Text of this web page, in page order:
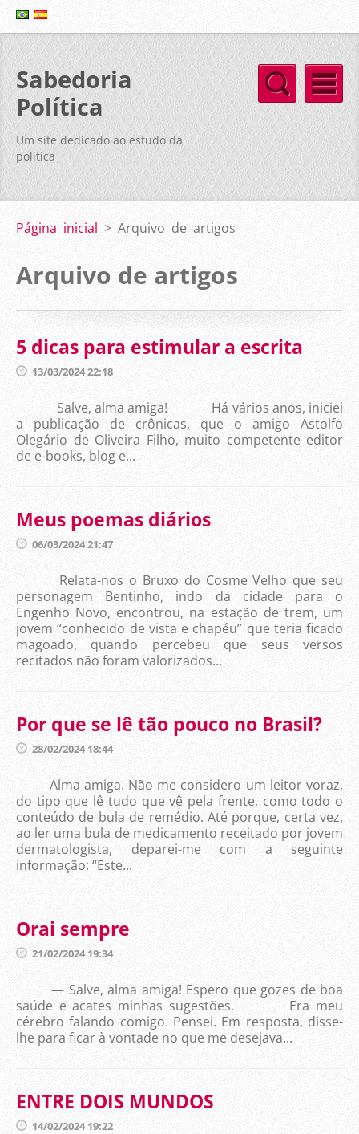
Sabedoria
Política
Um site dedicado ao estudo da
política
Página inicial > Arquivo de artigos
Arquivo de artigos
5 dicas para estimular a escrita
13/03/2024 22:18
Salve, alma amiga! Há vários anos, iniciei
a publicação de crônicas, que o amigo Astolfo
Olegário de Oliveira Filho, muito competente editor
de e-books, blog e...
Meus poemas diários
06/03/2024 21:47
Relata-nos o Bruxo do Cosme Velho que seu
personagem Bentinho, indo da cidade para o
Engenho Novo, encontrou, na estação de trem, um
jovem “conhecido de vista e chapéu” que teria ficado
magoado, quando percebeu que seus versos
recitados não foram valorizados...
Por que se lê tão pouco no Brasil?
28/02/2024 18:44
Alma amiga. Não me considero um leitor voraz,
do tipo que lê tudo que vê pela frente, como todo o
conteúdo de bula de remédio. Até porque, certa vez,
ao ler uma bula de medicamento receitado por jovem
dermatologista, deparei-me com a seguinte
informação: “Este...
Orai sempre
21/02/2024 19:34
— Salve, alma amiga! Espero que gozes de boa
saúde e acates minhas sugestões. Era meu
cérebro falando comigo. Pensei. Em resposta, disse-
lhe para ficar à vontade no que me desejava...
ENTRE DOIS MUNDOS
14/02/2024 19:22